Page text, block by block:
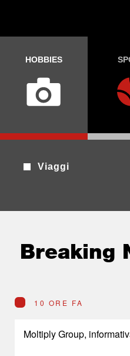
HOBBIES
Viaggi
Breaking
10 ORE FA
Moltiply Group,